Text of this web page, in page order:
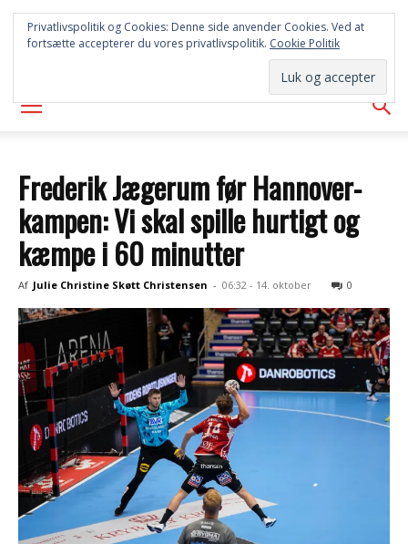
SYD
AVISEN
Frederik Jægerum før Hannover-
kampen: Vi skal spille hurtigt og
kæmpe i 60 minutter
Af Julie Christine Skøtt Christensen - 06:32 - 14. oktober 0
Privatlivspolitik og Cookies: Denne side anvender Cookies. Ved at
fortsætte accepterer du vores privatlivspolitik. Cookie Politik